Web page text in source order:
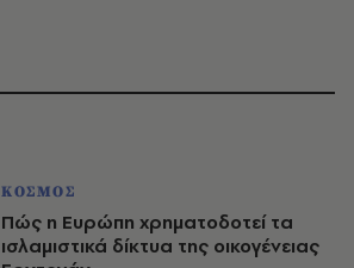
ΚΟΣΜΟΣ
Πώς η Ευρώπη χρηματοδοτεί τα
ισλαμιστικά δίκτυα της οικογένειας